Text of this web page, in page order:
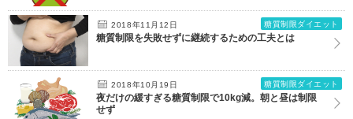
2018年11月12日 糖質制限ダイエット
糖質制限を失敗せずに継続するための工夫とは
2018年10月19日 糖質制限ダイエット
夜だけの緩すぎる糖質制限で10kg減。朝と昼は制限
せず